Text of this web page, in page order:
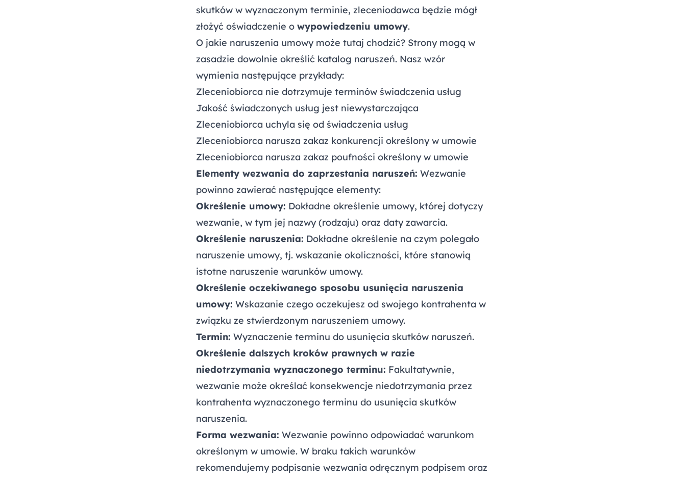
skutków w wyznaczonym terminie, zleceniodawca będzie mógł
złożyć oświadczenie o wypowiedzeniu umowy.
O jakie naruszenia umowy może tutaj chodzić? Strony mogą w
zasadzie dowolnie określić katalog naruszeń. Nasz wzór
wymienia następujące przykłady:
Zleceniobiorca nie dotrzymuje terminów świadczenia usług
Jakość świadczonych usług jest niewystarczająca
Zleceniobiorca uchyla się od świadczenia usług
Zleceniobiorca narusza zakaz konkurencji określony w umowie
Zleceniobiorca narusza zakaz poufności określony w umowie
Elementy wezwania do zaprzestania naruszeń: Wezwanie
powinno zawierać następujące elementy:
Określenie umowy: Dokładne określenie umowy, której dotyczy
wezwanie, w tym jej nazwy (rodzaju) oraz daty zawarcia.
Określenie naruszenia: Dokładne określenie na czym polegało
naruszenie umowy, tj. wskazanie okoliczności, które stanowią
istotne naruszenie warunków umowy.
Określenie oczekiwanego sposobu usunięcia naruszenia
umowy: Wskazanie czego oczekujesz od swojego kontrahenta w
związku ze stwierdzonym naruszeniem umowy.
Termin: Wyznaczenie terminu do usunięcia skutków naruszeń.
Określenie dalszych kroków prawnych w razie
niedotrzymania wyznaczonego terminu: Fakultatywnie,
wezwanie może określać konsekwencje niedotrzymania przez
kontrahenta wyznaczonego terminu do usunięcia skutków
naruszenia.
Forma wezwania: Wezwanie powinno odpowiadać warunkom
określonym w umowie. W braku takich warunków
rekomendujemy podpisanie wezwania odręcznym podpisem oraz